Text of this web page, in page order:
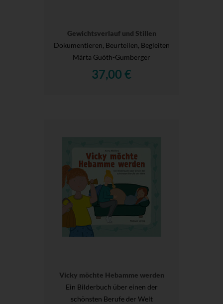
Gewichtsverlauf und Stillen
Dokumentieren, Beurteilen, Begleiten
Márta Guóth-Gumberger
37,00 €
Vicky möchte Hebamme werden
Ein Bilderbuch über einen der
schönsten Berufe der Welt